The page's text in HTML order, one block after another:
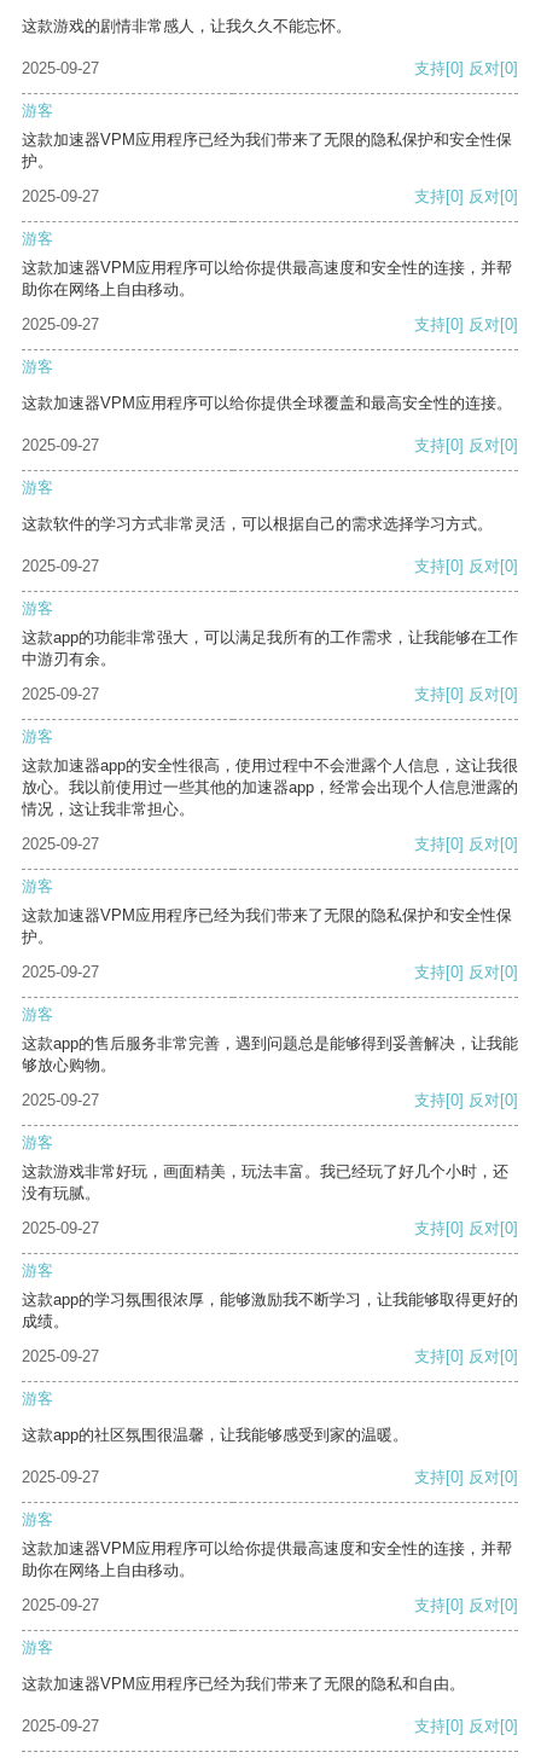
这款游戏的剧情非常感人，让我久久不能忘怀。
2025-09-27 支持[0] 反对[0]
游客
这款加速器VPM应用程序已经为我们带来了无限的隐私保护和安全性保
护。
2025-09-27
支持[0] 反对[0]
游客
这款加速器VPM应用程序可以给你提供最高速度和安全性的连接，并帮
助你在网络上自由移动。
2025-09-27
支持[0] 反对[0]
游客
这款加速器VPM应用程序可以给你提供全球覆盖和最高安全性的连接。
2025-09-27 支持[0] 反对[0]
游客
这款软件的学习方式非常灵活，可以根据自己的需求选择学习方式。
2025-09-27 支持[0] 反对[0]
游客
这款app的功能非常强大，可以满足我所有的工作需求，让我能够在工作
中游刃有余。
2025-09-27
支持[0] 反对[0]
游客
这款加速器app的安全性很高，使用过程中不会泄露个人信息，这让我很
放心。我以前使用过一些其他的加速器app，经常会出现个人信息泄露的
情况，这让我非常担心。
2025-09-27
支持[0] 反对[0]
游客
这款加速器VPM应用程序已经为我们带来了无限的隐私保护和安全性保
护。
2025-09-27
支持[0] 反对[0]
游客
这款app的售后服务非常完善，遇到问题总是能够得到妥善解决，让我能
够放心购物。
2025-09-27
支持[0] 反对[0]
游客
这款游戏非常好玩，画面精美，玩法丰富。我已经玩了好几个小时，还
没有玩腻。
2025-09-27
支持[0] 反对[0]
游客
这款app的学习氛围很浓厚，能够激励我不断学习，让我能够取得更好的
成绩。
2025-09-27
支持[0] 反对[0]
游客
这款app的社区氛围很温馨，让我能够感受到家的温暖。
2025-09-27 支持[0] 反对[0]
游客
这款加速器VPM应用程序可以给你提供最高速度和安全性的连接，并帮
助你在网络上自由移动。
2025-09-27
支持[0] 反对[0]
游客
这款加速器VPM应用程序已经为我们带来了无限的隐私和自由。
2025-09-27 支持[0] 反对[0]